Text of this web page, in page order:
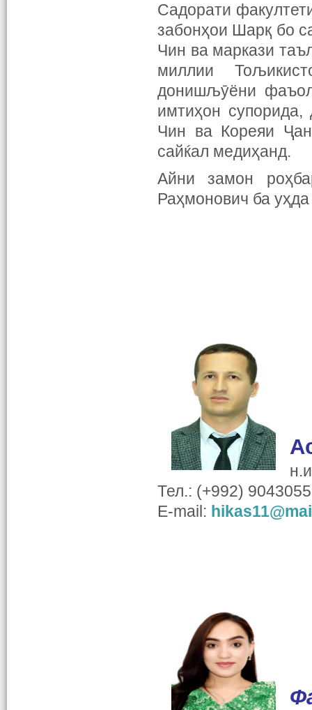
Садорати
забонҳои Шарқ бо
Чин ва маркази
миллии
донишљӯёни
имтиҳон
Чин ва Кореяи
сайќал медиҳанд.
Айни замон
Раҳмонович ба
Тел.: (+992)
E-mail: